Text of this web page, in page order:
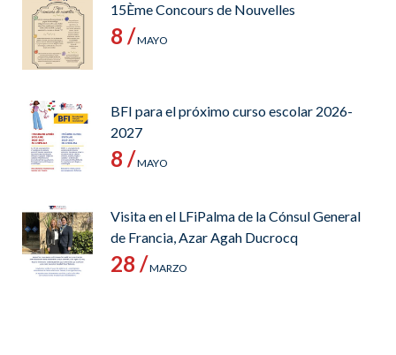
15Ème Concours de Nouvelles
8 /MAYO
BFI para el próximo curso escolar 2026-
2027
8 /MAYO
Visita en el LFiPalma de la Cónsul General
de Francia, Azar Agah Ducrocq
28 /MARZO